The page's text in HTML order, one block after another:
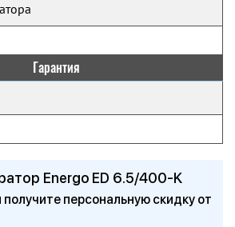
Гарантия
Energo ED 6.5/400-K
получите персональную скидку от